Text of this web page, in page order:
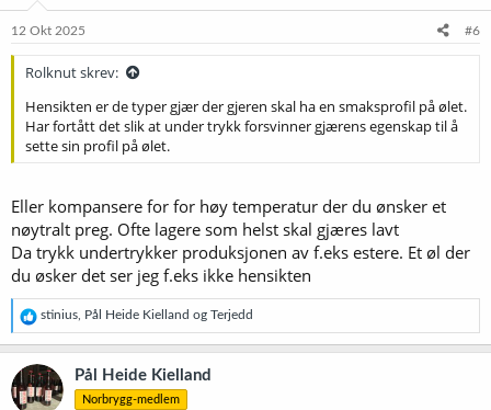
12 Okt 2025 #6
Rolknut skrev:
Hensikten er de typer gjær der gjeren skal ha en smaksprofil på ølet.
Har fortått det slik at under trykk forsvinner gjærens egenskap til å
sette sin profil på ølet.
Eller kompansere for for høy temperatur der du ønsker et
nøytralt preg. Ofte lagere som helst skal gjæres lavt
Da trykk undertrykker produksjonen av f.eks estere. Et øl der
du øsker det ser jeg f.eks ikke hensikten
R
e
a
k
s
j
stinius Pål Heide Kielland og Terjedd
Pål Heide Kielland
Norbrygg-medlem